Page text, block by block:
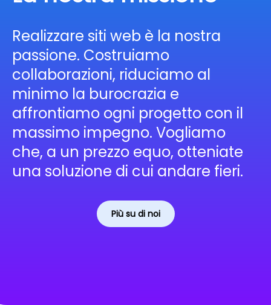
Realizzare siti web è la nostra
passione. Costruiamo
collaborazioni, riduciamo al
minimo la burocrazia e
affrontiamo ogni progetto con il
massimo impegno. Vogliamo
che, a un prezzo equo, otteniate
una soluzione di cui andare fieri.
Più su di noi